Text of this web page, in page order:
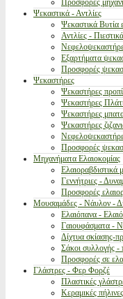
Προσφορές
Ψεκαστικά - Αντλίες
Ψεκαστικά Βυτία
Αντλίες - Πιεστικά
Εξαρτήματα
Προσφορές
Ψεκαστήρες
Ψεκαστήρες
Ψεκαστήρες
Ψεκαστήρες
Ψεκαστήρες
Προσφορές
Μηχανήματα Ελαιοκομίας
Ελαιοραβδιστικά
Γεννήτριες -
Προσφορές
Μουσαμάδες - Νάυλον -
Ελαιόπανα -
Γαιουφάσματα -
Δίχτυα σκίασης-
Σάκοι συλλογής -
Προσφορές σε
Γλάστρες - Φερ Φορζέ
Πλαστικές
Κεραμικές